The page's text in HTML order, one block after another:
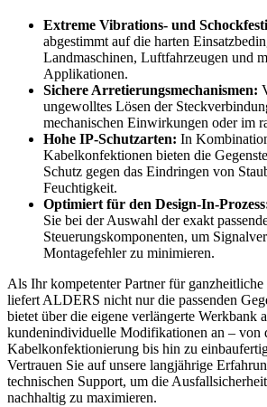
Extreme Vibrations- und
abgestimmt auf die harten
Landmaschinen, Luftfahrzeugen und
Applikationen.
Sichere Arretierungsmechanismen:
ungewolltes Lösen der
mechanischen Einwirkungen oder im
Hohe IP-Schutzarten: In
Kabelkonfektionen bieten die
Schutz gegen das Eindringen von
Feuchtigkeit.
Optimiert für den Design-In-
Sie bei der Auswahl der exakt
Steuerungskomponenten, um
Montagefehler zu minimieren.
Als Ihr kompetenter Partner für
liefert ALDERS nicht nur die passenden
bietet über die eigene verlängerte Werkbank
kundenindividuelle Modifikationen an – von
Kabelkonfektionierung bis hin zu
Vertrauen Sie auf unsere langjährige
technischen Support, um die
nachhaltig zu maximieren.